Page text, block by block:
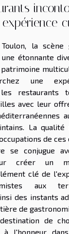
la scène
étonnante
une
restaurants
avec leur
La
de ces
se conjugue
créer un
clé de
aux
des instants
de
de
l'honneur